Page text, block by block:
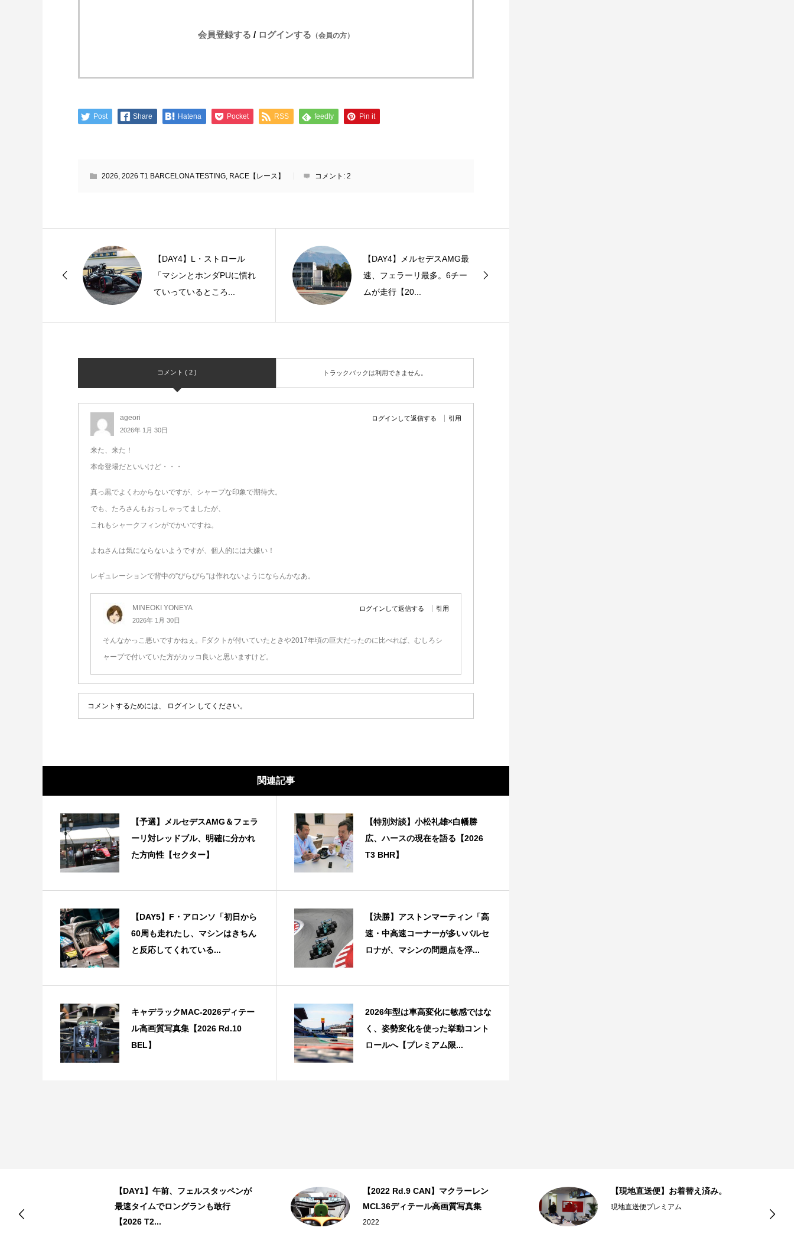
会員登録する / ログインする （会員の方）
Post Share Hatena Pocket RSS feedly Pin it
2026, 2026 T1 BARCELONA TESTING, RACE【レース】 コメント: 2
【DAY4】L・ストロール
「マシンとホンダPUに慣れ
ていっているところ...
【DAY4】メルセデスAMG最
速、フェラーリ最多。6チー
ムが走行【20...
コメント ( 2 ) トラックバックは利用できません。
ageori
2026年 1月 30日
ログインして返信する 引用
来た、来た！
本命登場だといいけど・・・
真っ黒でよくわからないですが、シャープな印象で期待大。
でも、たろさんもおっしゃってましたが、
これもシャークフィンがでかいですね。
よねさんは気にならないようですが、個人的には大嫌い！
レギュレーションで背中の”ぴらぴら”は作れないようにならんかなあ。
MINEOKI YONEYA
2026年 1月 30日
ログインして返信する 引用
そんなかっこ悪いですかねぇ。Fダクトが付いていたときや2017年頃の巨大だったのに比べれば、むしろシ
ャープで付いていた方がカッコ良いと思いますけど。
コメントするためには、 ログイン してください。
関連記事
【予選】メルセデスAMG＆フェラ
ーリ対レッドブル、明確に分かれ
た方向性【セクター】
【特別対談】小松礼雄×白幡勝
広、ハースの現在を語る【2026
T3 BHR】
【DAY5】F・アロンソ「初日から
60周も走れたし、マシンはきちん
と反応してくれている...
【決勝】アストンマーティン「高
速・中高速コーナーが多いバルセ
ロナが、マシンの問題点を浮...
キャデラックMAC-2026ディテー
ル高画質写真集【2026 Rd.10
BEL】
2026年型は車高変化に敏感ではな
く、姿勢変化を使った挙動コント
ロールへ【プレミアム限...
【DAY1】午前、フェルスタッペンが
最速タイムでロングランも敢行
【2026 T2...
【2022 Rd.9 CAN】マクラーレン
MCL36ディテール高画質写真集
2022
【現地直送便】お着替え済み。
現地直送便プレミアム